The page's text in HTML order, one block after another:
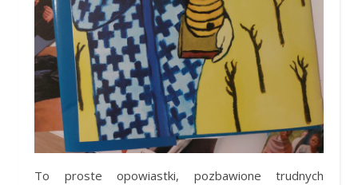
To proste opowiastki, pozbawione trudnych